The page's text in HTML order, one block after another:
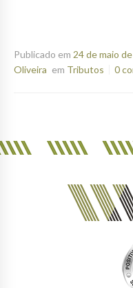
Publicado em 24 de maio
Oliveira em Tributos 0